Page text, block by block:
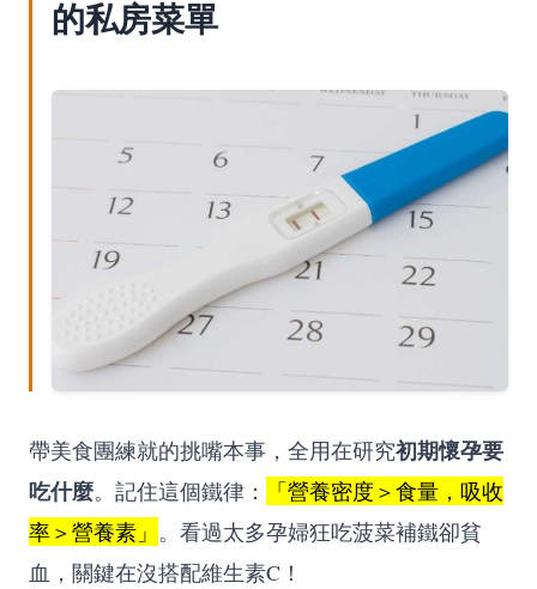
的私房菜單
帶美食團練就的挑嘴本事，全用在研究初期懷孕要
吃什麼。記住這個鐵律：
「營養密度＞食量，吸收
率＞營養素」 。看過太多孕婦狂吃菠菜補鐵卻貧
血，關鍵在沒搭配維生素C！